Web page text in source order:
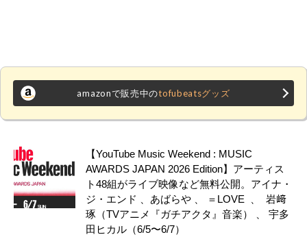
amazonで販売中のtofubeatsグッズ
【YouTube Music Weekend : MUSIC
AWARDS JAPAN 2026 Edition】アーティス
ト48組がライブ映像など無料公開。アイナ・
ジ・エンド 、あばらや 、 ＝LOVE 、 岩﨑
琢（TVアニメ『ガチアクタ』音楽） 、 宇多
田ヒカル（6/5〜6/7）